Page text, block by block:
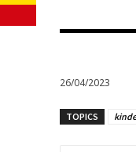
26/04/2023
TOPICS